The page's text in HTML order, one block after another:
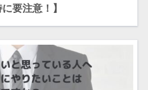
要注意！】